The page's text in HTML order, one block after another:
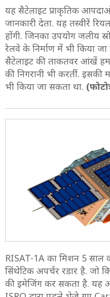
यह सैटेलाइट प्राकृतिक
जानकारी देता. यह तस्वीरें
होंगी. जिनका उपयोग जलीय
रेलवे के निर्माण में भी किया
सैटेलाइट की ताकतवर आंखें
की निगरानी भी करतीं.
भी किया जा सकता था.
RISAT-1A का मिशन 5 साल
सिंथेटिक अपर्चर रडार है. जो
की इमेजिंग कर सकता है. यह